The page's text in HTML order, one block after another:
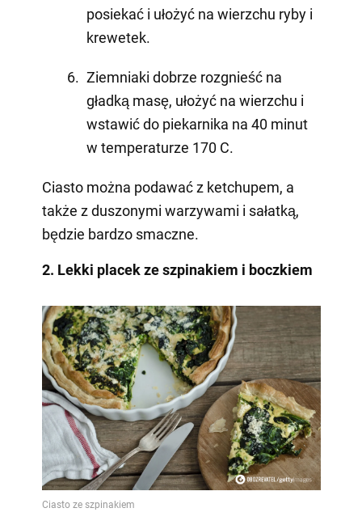
posiekać i ułożyć na wierzchu ryby i
krewetek.
Ziemniaki dobrze rozgnieść na
gładką masę, ułożyć na wierzchu i
wstawić do piekarnika na 40 minut
w temperaturze 170 C.
Ciasto można podawać z ketchupem, a
także z duszonymi warzywami i sałatką,
będzie bardzo smaczne.
2. Lekki placek ze szpinakiem i boczkiem